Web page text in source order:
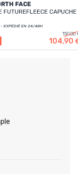
FACE
FUTUREFLEECE CAPUCHE
- EXPÉDIÉ EN 24/48H
150,00
104,90